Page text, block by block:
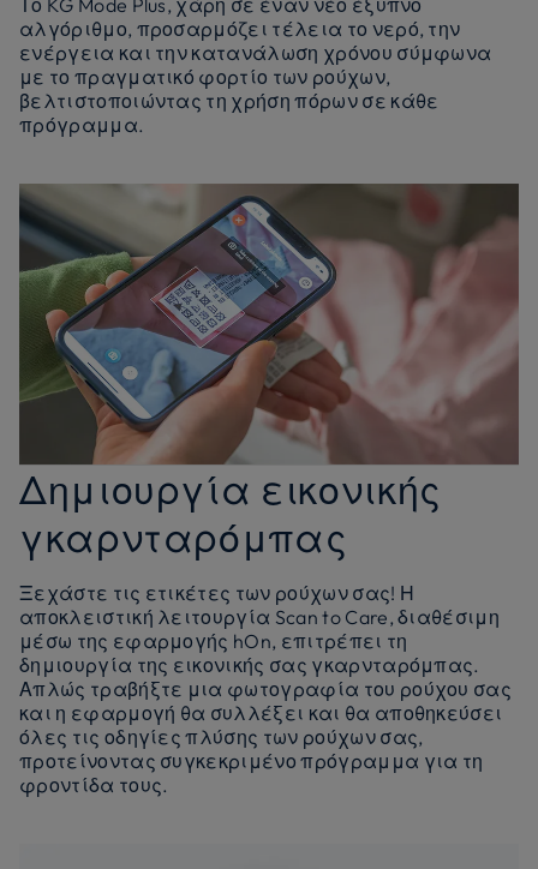
Το KG Mode Plus, χάρη σε έναν νέο έξυπνο
αλγόριθμο, προσαρμόζει τέλεια το νερό, την
ενέργεια και την κατανάλωση χρόνου σύμφωνα
με το πραγματικό φορτίο των ρούχων,
βελτιστοποιώντας τη χρήση πόρων σε κάθε
πρόγραμμα.
Δημιουργία εικονικής
γκαρνταρόμπας
Ξεχάστε τις ετικέτες των ρούχων σας! Η
αποκλειστική λειτουργία Scan to Care, διαθέσιμη
μέσω της εφαρμογής hOn, επιτρέπει τη
δημιουργία της εικονικής σας γκαρνταρόμπας.
Απλώς τραβήξτε μια φωτογραφία του ρούχου σας
και η εφαρμογή θα συλλέξει και θα αποθηκεύσει
όλες τις οδηγίες πλύσης των ρούχων σας,
προτείνοντας συγκεκριμένο πρόγραμμα για τη
φροντίδα τους.